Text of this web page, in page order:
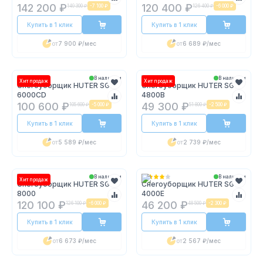
142 200 ₽149 300 ₽ -7 100 ₽
Купить в 1 клик
от7 900 ₽/мес
120 400 ₽126 400 ₽ -6 000 ₽
Купить в 1 клик
от6 689 ₽/мес
Хит продаж В наличии
Снегоуборщик HUTER SGC
6000CD
100 600 ₽105 600 ₽ -5 000 ₽
Купить в 1 клик
от5 589 ₽/мес
Хит продаж В наличии
Снегоуборщик HUTER SGC
4800B
49 300 ₽51 800 ₽ -2 500 ₽
Купить в 1 клик
от2 739 ₽/мес
Хит продаж В наличии
Снегоуборщик HUTER SGC
8000
120 100 ₽126 100 ₽ -6 000 ₽
Купить в 1 клик
от6 673 ₽/мес
В наличии
Снегоуборщик HUTER SGC
4000E
46 200 ₽48 500 ₽ -2 300 ₽
Купить в 1 клик
от2 567 ₽/мес